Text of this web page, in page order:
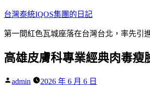
跳
主
內
台灣泰統IQOS集團的日記
第一間紅色瓦城座落在台灣台北，率先引
高雄皮膚科專業經典肉毒
作
admin 2026 年 6 月 6 日